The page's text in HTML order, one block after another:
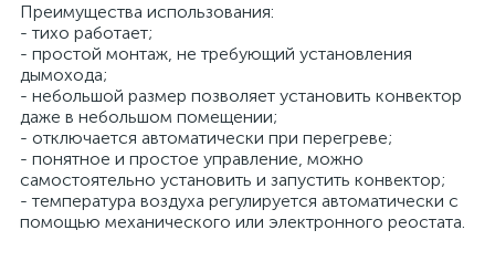
Преимущества использования:
- тихо работает;
- простой монтаж, не требующий установления
дымохода;
- небольшой размер позволяет установить конвектор
даже в небольшом помещении;
- отключается автоматически при перегреве;
- понятное и простое управление, можно
самостоятельно установить и запустить конвектор;
- температура воздуха регулируется автоматически с
помощью механического или электронного реостата.